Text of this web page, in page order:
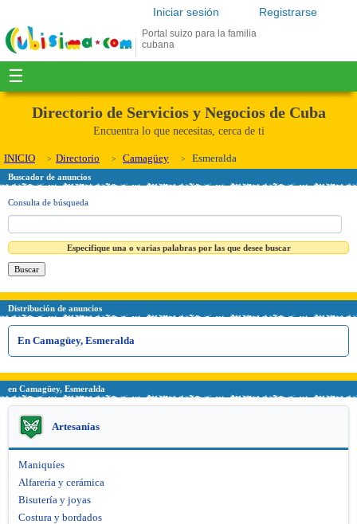
Registrarse
Iniciar sesión
Portal suizo para la familia
cubana
☰
Directorio de Servicios y Negocios de Cuba
Encuentra lo que necesitas, cerca de ti
INICIO Directorio Camagüey Esmeralda
Buscador de anuncios
Consulta de búsqueda
Especifique una o varias palabras por las que desee buscar
Distribución de anuncios
En Camagüey, Esmeralda
en Camagüey, Esmeralda
Artesanías
Maniquíes
Alfarería y cerámica
Bisutería y joyas
Costura y bordados